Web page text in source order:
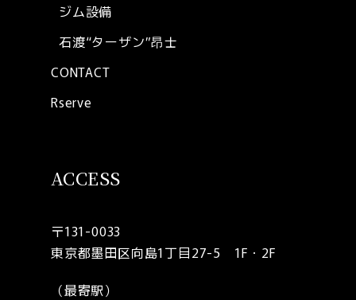
ジム設備
石渡“ターザン”昂士
CONTACT
Rserve
ACCESS
〒131-0033
東京都墨田区向島1丁目27-5 1F・2F
（最寄駅）